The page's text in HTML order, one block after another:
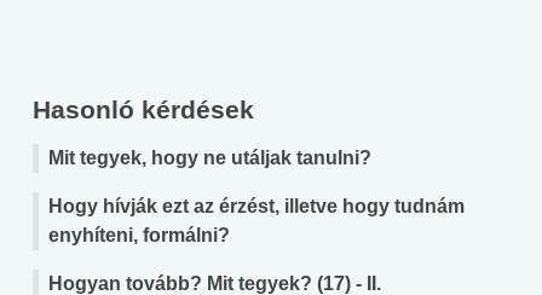
Hasonló kérdések
Mit tegyek, hogy ne utáljak tanulni?
Hogy hívják ezt az érzést, illetve hogy tudnám
enyhíteni, formálni?
Hogyan tovább? Mit tegyek? (17) - II.